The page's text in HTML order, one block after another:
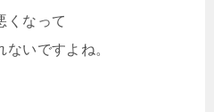
くなって
いですよね。